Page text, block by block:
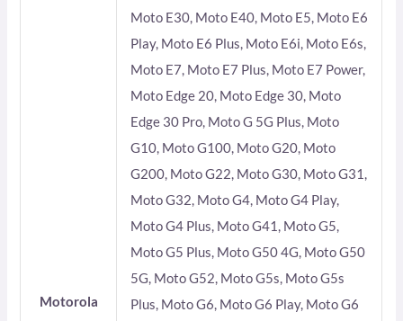
Motorola
Moto E30, Moto E40, Moto E5, Moto E6
Play, Moto E6 Plus, Moto E6i, Moto E6s,
Moto E7, Moto E7 Plus, Moto E7 Power,
Moto Edge 20, Moto Edge 30, Moto
Edge 30 Pro, Moto G 5G Plus, Moto
G10, Moto G100, Moto G20, Moto
G200, Moto G22, Moto G30, Moto G31,
Moto G32, Moto G4, Moto G4 Play,
Moto G4 Plus, Moto G41, Moto G5,
Moto G5 Plus, Moto G50 4G, Moto G50
5G, Moto G52, Moto G5s, Moto G5s
Plus, Moto G6, Moto G6 Play, Moto G6